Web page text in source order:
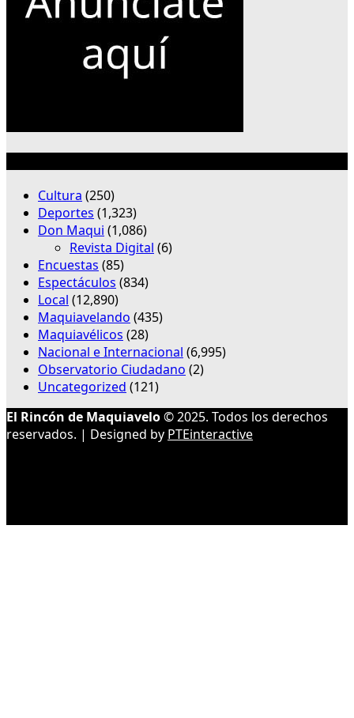
Cultura (250)
Deportes (1,323)
Don Maqui (1,086)
Revista Digital (6)
Encuestas (85)
Espectáculos (834)
Local (12,890)
Maquiavelando (435)
Maquiavélicos (28)
Nacional e Internacional (6,995)
Observatorio Ciudadano (2)
Uncategorized (121)
El Rincón de Maquiavelo© 2025. Todos los derechos
reservados. | Designed by PTEinteractive